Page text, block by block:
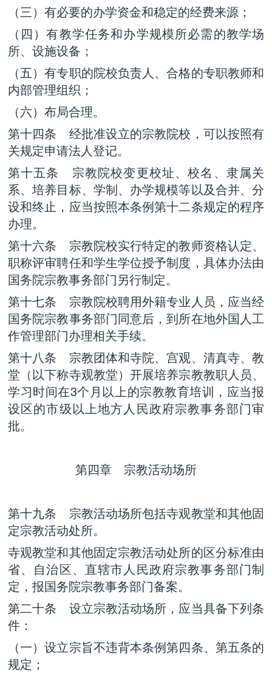
（三）有必要的办学资金和稳定的经费来源；
（四）有教学任务和办学规模所必需的教学场
所、设施设备；
（五）有专职的院校负责人、合格的专职教师和
内部管理组织；
（六）布局合理。
第十四条 经批准设立的宗教院校，可以按照有
关规定申请法人登记。
第十五条 宗教院校变更校址、校名、隶属关
系、培养目标、学制、办学规模等以及合并、分
设和终止，应当按照本条例第十二条规定的程序
办理。
第十六条 宗教院校实行特定的教师资格认定、
职称评审聘任和学生学位授予制度，具体办法由
国务院宗教事务部门另行制定。
第十七条 宗教院校聘用外籍专业人员，应当经
国务院宗教事务部门同意后，到所在地外国人工
作管理部门办理相关手续。
第十八条 宗教团体和寺院、宫观、清真寺、教
堂（以下称寺观教堂）开展培养宗教教职人员、
学习时间在3个月以上的宗教教育培训，应当报
设区的市级以上地方人民政府宗教事务部门审
批。
第四章 宗教活动场所
第十九条 宗教活动场所包括寺观教堂和其他固
定宗教活动处所。
寺观教堂和其他固定宗教活动处所的区分标准由
省、自治区、直辖市人民政府宗教事务部门制
定，报国务院宗教事务部门备案。
第二十条 设立宗教活动场所，应当具备下列条
件：
（一）设立宗旨不违背本条例第四条、第五条的
规定；